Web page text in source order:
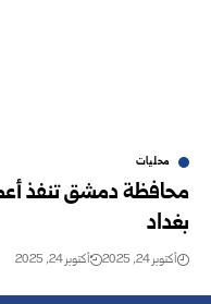
محليات
محافظة دمشق تنفذ
بغداد
أكتوبر 24, 2025 أكتوبر 24, 2025